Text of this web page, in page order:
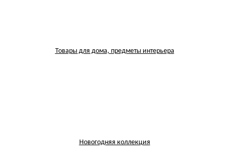
Товары для дома, предметы интерьера
Новогодняя коллекция